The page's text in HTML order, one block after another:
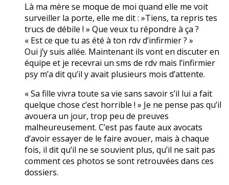
Là ma mère se moque de moi quand elle me voit
surveiller la porte, elle me dit : »Tiens, ta repris tes
trucs de débile ! » Que veux tu répondre à ça ?
« Est ce que tu as été à ton rdv d’infirmier ? »
Oui j’y suis allée. Maintenant ils vont en discuter en
équipe et je recevrai un sms de rdv mais l’infirmier
psy m’a dit qu’il y avait plusieurs mois d’attente.
« Sa fille vivra toute sa vie sans savoir s’il lui a fait
quelque chose c’est horrible ! » Je ne pense pas qu’il
avouera un jour, trop peu de preuves
malheureusement. C’est pas faute aux avocats
d’avoir essayer de le faire avouer, mais à chaque
fois, il dit qu’il ne se souvient plus, qu’il ne sait pas
comment ces photos se sont retrouvées dans ces
dossiers.